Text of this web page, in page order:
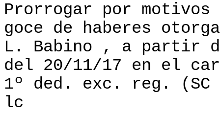
Prorrogar por
goce de haberes
L. Babino , a partir
del 20/11/17 en el
1º ded. exc. reg. (SC
lc